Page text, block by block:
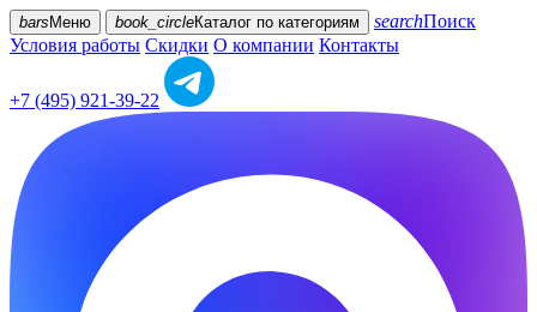
bars Меню book_circleКаталог по категориям searchПоиск
Условия работы Скидки О компании Контакты
+7 (495) 921-39-22